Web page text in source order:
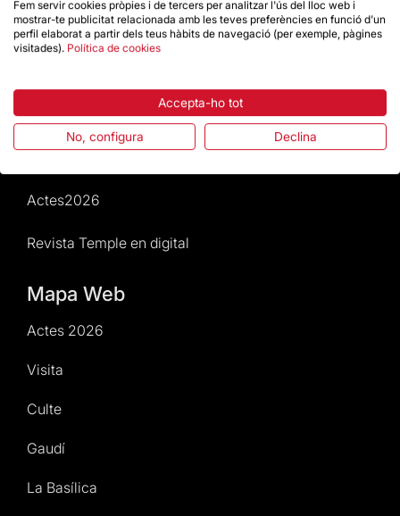
Normativa i condicions de compra
Agenda
Actes2026
Revista Temple en digital
Mapa Web
Actes 2026
Visita
Culte
Gaudí
La Basílica
Fem servir cookies pròpies i de tercers per analitzar l'ús del lloc web i
mostrar-te publicitat relacionada amb les teves preferències en funció d'un
perfil elaborat a partir dels teus hàbits de navegació (per exemple, pàgines
visitades). Política de cookies
Accepta-ho tot
No, configura Declina